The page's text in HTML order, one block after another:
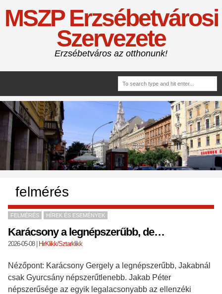
MSZP Erzsébetvárosi
Szervezete
Erzsébetváros az otthonunk!
felmérés
FELMÉRÉS HÍREK ÉS ESEMÉNYEK
Karácsony a legnépszerűbb, de…
2026-05-08| HirKlikk/Sztarklikk
Nézőpont: Karácsony Gergely a legnépszerűbb, Jakabnál
csak Gyurcsány népszerűtlenebb. Jakab Péter
népszerűsége az egyik legalacsonyabb az ellenzéki